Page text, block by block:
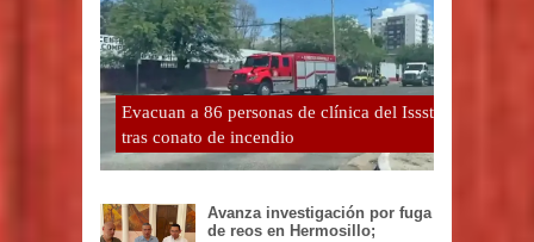
Evacuan a 86 personas de clínica del Issste
tras conato de incendio
Avanza investigación por fuga
de reos en Hermosillo;